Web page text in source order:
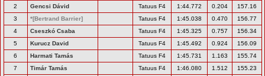
2
Gencsi Dávid Tatuus F4 1:44.772 0.204
157.16
3
*[Bertrand Barrier] Tatuus F4 1:45.038 0.470
156.77
4
Cseszkó Csaba Tatuus F4 1:45.325 0.757
156.34
5
Kurucz David Tatuus F4 1:45.492 0.924
156.09
6
Harmati Tamás Tatuus F4 1:45.731 1.163
155.74
7
Timár Tamás Tatuus F4 1:46.080 1.512
155.23